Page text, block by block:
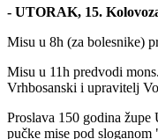
- UTORAK, 15.
Misu u 8h (za bolesnike)
Misu u 11h predvodi
Vrhbosanski i upravitelj
Proslava 150 godina
pučke mise pod